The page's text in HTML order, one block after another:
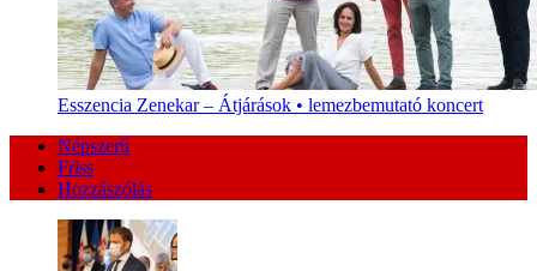
Esszencia Zenekar – Átjárások • lemezbemutató koncert
Népszerű
Friss
Hozzászólás